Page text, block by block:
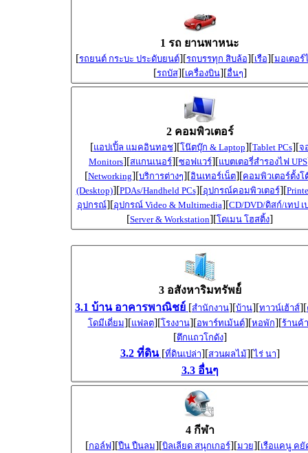
1 รถ ยานพาหนะ
[รถยนต์ กระบะ ประดับยนต์][รถบรรทุก สิบล้อ][เรือ][มอเตอร์
[รถบัส][เครื่องบิน][อื่นๆ]
2 คอมพิวเตอร์
[แอปเปิ้ล แมคอินทอช][โน๊ตบุ๊ก & Laptop][Tablet PCs][จ
Monitors][สแกนเนอร์][ซอฟแวร์][แบตเตอรี่สำรองไฟ UPS
[Networking][บริการต่างๆ][อินเทอร์เน็ต][คอมพิวเตอร์ตั้งโ
(Desktop)][PDAs/Handheld PCs][อุปกรณ์คอมพิวเตอร์][
อุปกรณ์][อุปกรณ์ Video & Multimedia][CD/DVD/ดิสก์/เทป เ
[Server & Workstation][โดเมน โฮสติ้ง]
3 อสังหาริมทรัพย์์
3.1 บ้าน อาคารพาณิชย์ [สำนักงาน][บ้าน][ทาวน์เฮ้าส์][
โดมีเดี่ยม][แฟลต][โรงงาน][อพาร์ทเม้นต์][หอพัก][ร้านค้า
[ตึกแถวโกดัง]
3.2 ที่ดิน [ที่ดินเปล่า][สวนผลไม้][ไร่ นา]
3.3 อื่นๆ
4 กีฬา
[กอล์ฟ][ปืน ปืนลม][บิลเลียด สนุกเกอร์][มวย][เรือแคนู คยั